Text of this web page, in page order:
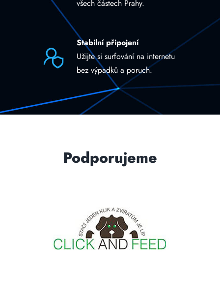
všech částech Prahy.
Stabilní připojení
Užijte si surfování na internetu
bez výpadků a poruch.
Podporujeme